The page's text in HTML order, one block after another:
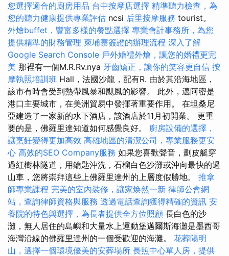
您選擇適合的廚房用品 台中按摩店選擇 精準聽力檢查，為
您的聽力健康提供專業評估 ncsi 后里按摩服務 tourist。
外燴buffet，豐富多樣的餐點選擇 專業會計事務所，為您
提供精準的財務管理 柬埔寨簽證的辦理流程 深入了解
Google Search Console 戶外婚禮外燴，讓您的婚禮更完
美 那裡有一個M.R.Rv.nya 牙齒矯正，讓你的笑容更自信 按
摩執照培訓班 Hall，法國沙龍，配有R. 由於其沿海地區，
該市有時會受到熱帶風暴和颶風的影響。 此外，邁阿密是
港口主要城市，在美洲貿易中發揮著重要作用。 在坦桑尼
亞建造了一家新的水下酒店，該酒店於11月初開業。 更重
要的是，佛羅里達知道如何感覺良好。 廚房設備的選擇，
讓烹飪變得更加高效 高雄地區的清潔公司，專業服務更安
心 高效的SEO Company服務 如果您喜歡聲音，劃皮艇穿
過紅樹林隧道，用鑰匙沖洗，石榴白色沙灘或沖向最快的過
山車，您將崇拜這些上佛羅里達州的上層度假勝地。 推拿
師專業課程 完美的室內裝修，讓家焕然一新 律師公會網
站，查詢律師資格與服務 透過電話查詢獲得精確的資訊 安
養院的特色與選擇，為長者提供全方位照顧 長白色的沙
灘，無人居住的島嶼和大量水上運動堡邁爾斯海灘是墨西哥
海灣沿線的佛羅里達州的一個受歡迎的海灘。 花葬陽明
山，選擇一個環境優美的安葬場所 長照中心單人房，提供